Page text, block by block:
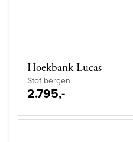
Hoekbank Lucas
Stof bergen
2.795,-